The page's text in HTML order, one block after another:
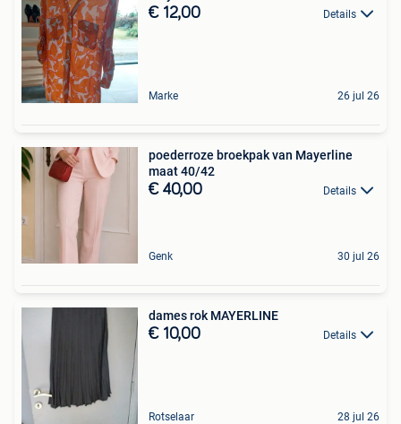
€ 12,00 Details
Marke 26 jul 26
poederroze broekpak van Mayerline
maat 40/42
€ 40,00 Details
Genk 30 jul 26
dames rok MAYERLINE
€ 10,00 Details
Rotselaar 28 jul 26